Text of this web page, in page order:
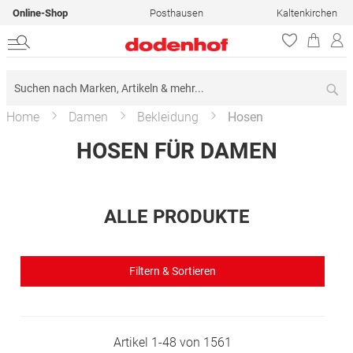
Online-Shop Posthausen Kaltenkirchen
Home Damen Bekleidung Hosen
HOSEN FÜR DAMEN
ALLE PRODUKTE
Filtern & Sortieren
Artikel 1-48 von 1561